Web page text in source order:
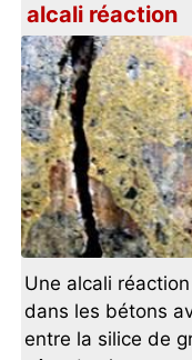
alcali réaction
Une alcali
dans les bétons
entre la silice de